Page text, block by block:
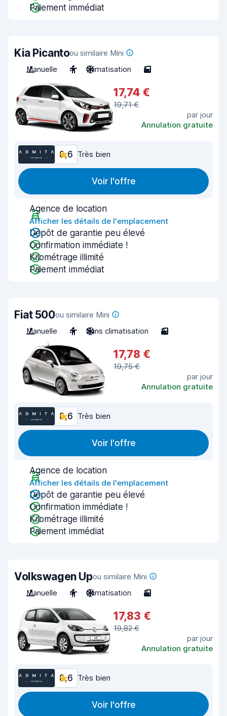
Paiement immédiat
Kia Picantoou similaire Mini
Manuelle
4 Climatisation 5
17,74 €
19,71 €
par jour
Annulation gratuite
8,6 Très bien
Voir l'offre
Agence de location
Afficher les détails de l'emplacement
Dépôt de garantie peu élevé
Confirmation immédiate !
Kilométrage illimité
Paiement immédiat
Fiat 500ou similaire Mini
Manuelle
4 Sans climatisation 3
17,78 €
19,75 €
par jour
Annulation gratuite
8,6 Très bien
Voir l'offre
Agence de location
Afficher les détails de l'emplacement
Dépôt de garantie peu élevé
Confirmation immédiate !
Kilométrage illimité
Paiement immédiat
Volkswagen Upou similaire Mini
Manuelle
4 Climatisation 3
17,83 €
19,82 €
par jour
Annulation gratuite
8,6 Très bien
Voir l'offre